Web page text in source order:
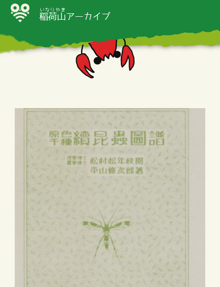
稲荷山
いなりやま
アーカイブ